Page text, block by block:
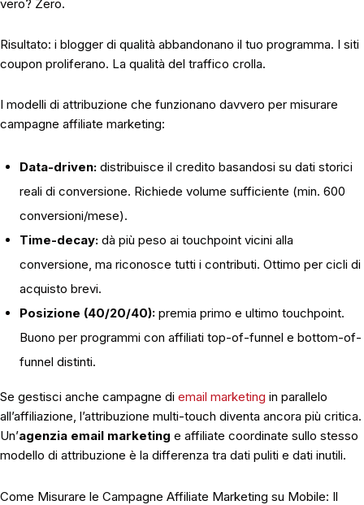
vero? Zero.
Risultato: i blogger di qualità abbandonano il tuo programma. I siti
coupon proliferano. La qualità del traffico crolla.
I modelli di attribuzione che funzionano davvero per misurare
campagne affiliate marketing:
Data-driven: distribuisce il credito basandosi su dati storici
reali di conversione. Richiede volume sufficiente (min. 600
conversioni/mese).
Time-decay: dà più peso ai touchpoint vicini alla
conversione, ma riconosce tutti i contributi. Ottimo per cicli di
acquisto brevi.
Posizione (40/20/40): premia primo e ultimo touchpoint.
Buono per programmi con affiliati top-of-funnel e bottom-of-
funnel distinti.
Se gestisci anche campagne di email marketing in parallelo
all’affiliazione, l’attribuzione multi-touch diventa ancora più critica.
Un’agenzia email marketing e affiliate coordinate sullo stesso
modello di attribuzione è la differenza tra dati puliti e dati inutili.
Come Misurare le Campagne Affiliate Marketing su Mobile: Il